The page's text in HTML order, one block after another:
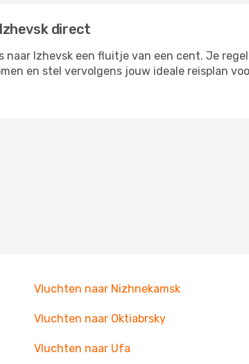
direct
naar Izhevsk een fluitje van een cent. Je
en stel vervolgens jouw ideale reisplan
Vluchten naar Nizhnekamsk
Vluchten naar Oktiabrsky
Vluchten naar Ufa